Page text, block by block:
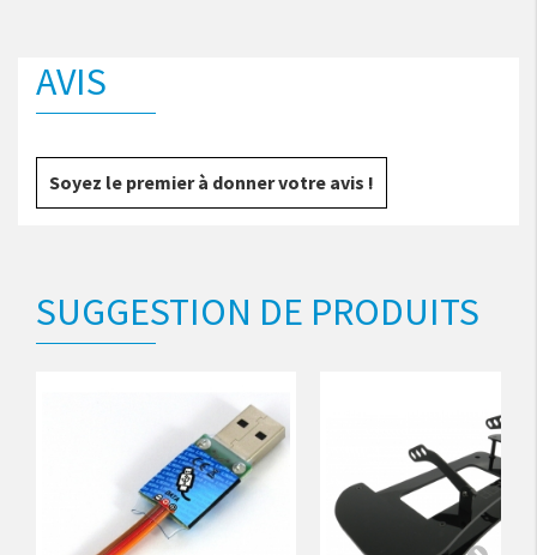
AVIS
Soyez le premier à donner votre avis !
SUGGESTION DE PRODUITS